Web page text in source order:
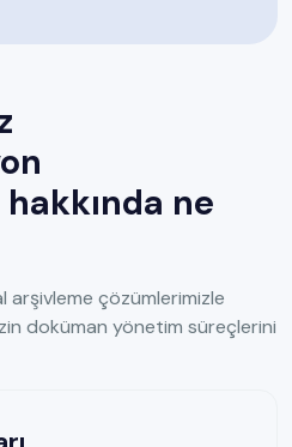
ne
arşivleme çözümlerimizle
doküman yönetim süreçlerini